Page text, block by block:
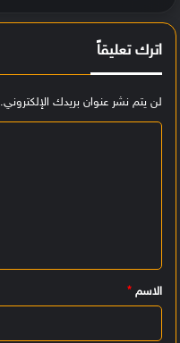
اترك تعليقاً
لن يتم نشر عنوان بريدك الإلكتروني.
ي
ق
الاسم *